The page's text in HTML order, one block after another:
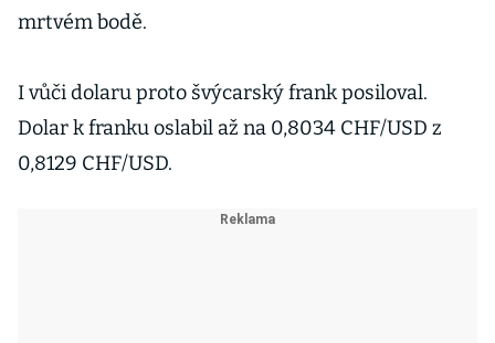
mrtvém bodě.
I vůči dolaru proto švýcarský frank posiloval.
Dolar k franku oslabil až na 0,8034 CHF/USD z
0,8129 CHF/USD.